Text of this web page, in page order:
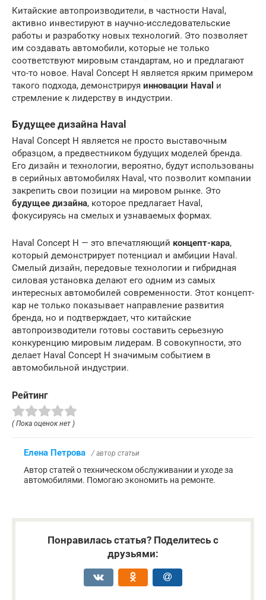
Китайские автопроизводители, в частности Haval,
активно инвестируют в научно-исследовательские
работы и разработку новых технологий. Это позволяет
им создавать автомобили, которые не только
соответствуют мировым стандартам, но и предлагают
что-то новое. Haval Concept H является ярким примером
такого подхода, демонстрируя инновации Haval и
стремление к лидерству в индустрии.
Будущее дизайна Haval
Haval Concept H является не просто выставочным
образцом, а предвестником будущих моделей бренда.
Его дизайн и технологии, вероятно, будут использованы
в серийных автомобилях Haval, что позволит компании
закрепить свои позиции на мировом рынке. Это
будущее дизайна, которое предлагает Haval,
фокусируясь на смелых и узнаваемых формах.
Haval Concept H — это впечатляющий концепт-кара,
который демонстрирует потенциал и амбиции Haval.
Смелый дизайн, передовые технологии и гибридная
силовая установка делают его одним из самых
интересных автомобилей современности. Этот концепт-
кар не только показывает направление развития
бренда, но и подтверждает, что китайские
автопроизводители готовы составить серьезную
конкуренцию мировым лидерам. В совокупности, это
делает Haval Concept H значимым событием в
автомобильной индустрии.
Рейтинг
( Пока оценок нет )
Елена Петрова / автор статьи
Автор статей о техническом обслуживании и уходе за
автомобилями. Помогаю экономить на ремонте.
Понравилась статья? Поделитесь с
друзьями: